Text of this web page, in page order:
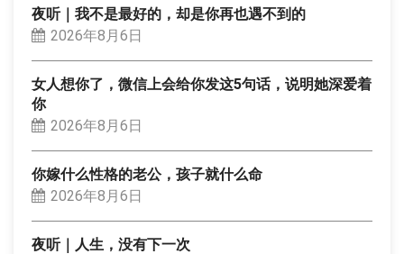
夜听｜我不是最好的，却是你再也遇不到的
2026年8月6日
女人想你了，微信上会给你发这5句话，说明她深爱着
你
2026年8月6日
你嫁什么性格的老公，孩子就什么命
2026年8月6日
夜听｜人生，没有下一次